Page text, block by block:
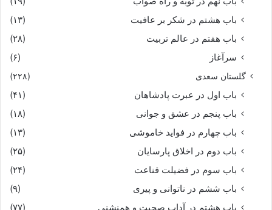
باب هشتم در شکر بر عافیت
(۱۳)
باب هفتم در عالم تربیت
(۲۸)
سرآغاز
(۶)
گلستان سعدی (۲۲۸)
باب اول در عبرت پادشاهان
(۴۱)
باب پنجم در عشق و جوانى
(۱۸)
باب چهارم در فواید خاموشى
(۱۳)
باب دوم در اخلاق پارسایان
(۲۵)
باب سوم در فضیلت قناعت
(۲۴)
باب ششم در ناتوانى و پیرى
(۹)
باب هشتم در آداب صحبت و همنشنى
(۷۷)